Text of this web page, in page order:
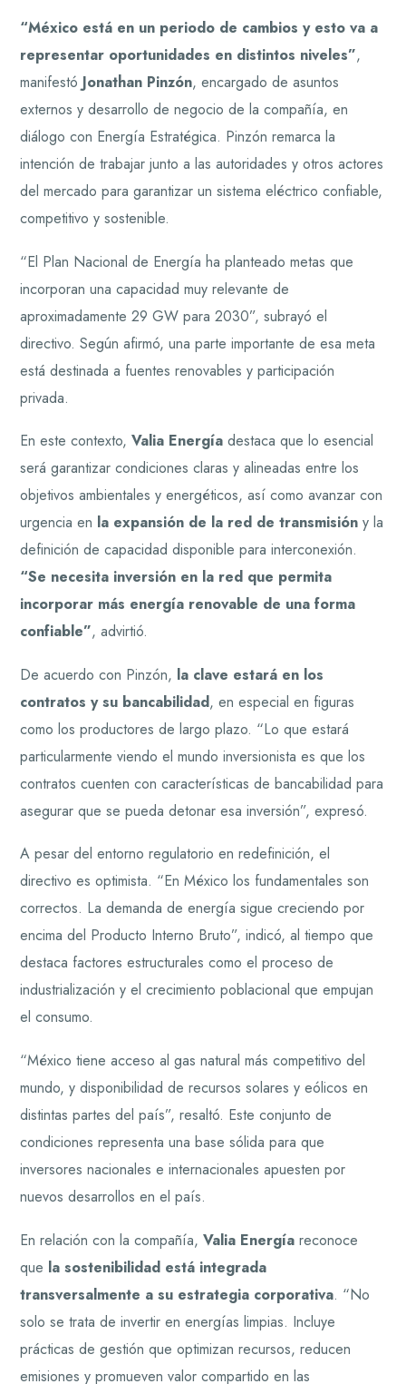
“México está en un periodo de cambios y esto va a
representar oportunidades en distintos niveles”,
manifestó Jonathan Pinzón, encargado de asuntos
externos y desarrollo de negocio de la compañía, en
diálogo con Energía Estratégica. Pinzón remarca la
intención de trabajar junto a las autoridades y otros actores
del mercado para garantizar un sistema eléctrico confiable,
competitivo y sostenible.
“El Plan Nacional de Energía ha planteado metas que
incorporan una capacidad muy relevante de
aproximadamente 29 GW para 2030”, subrayó el
directivo. Según afirmó, una parte importante de esa meta
está destinada a fuentes renovables y participación
privada.
En este contexto,Valia Energía destaca que lo esencial
será garantizar condiciones claras y alineadas entre los
objetivos ambientales y energéticos, así como avanzar con
urgencia en la expansión de la red de transmisión y la
definición de capacidad disponible para interconexión.
“Se necesita inversión en la red que permita
incorporar más energía renovable de una forma
confiable”, advirtió.
De acuerdo con Pinzón, la clave estará en los
contratos y su bancabilidad, en especial en figuras
como los productores de largo plazo. “Lo que estará
particularmente viendo el mundo inversionista es que los
contratos cuenten con características de bancabilidad para
asegurar que se pueda detonar esa inversión”, expresó.
A pesar del entorno regulatorio en redefinición, el
directivo es optimista. “En México los fundamentales son
correctos. La demanda de energía sigue creciendo por
encima del Producto Interno Bruto”, indicó, al tiempo que
destaca factores estructurales como el proceso de
industrialización y el crecimiento poblacional que empujan
el consumo.
“México tiene acceso al gas natural más competitivo del
mundo, y disponibilidad de recursos solares y eólicos en
distintas partes del país”, resaltó. Este conjunto de
condiciones representa una base sólida para que
inversores nacionales e internacionales apuesten por
nuevos desarrollos en el país.
En relación con la compañía,Valia Energía reconoce
que la sostenibilidad está integrada
transversalmente a su estrategia corporativa. “No
solo se trata de invertir en energías limpias. Incluye
prácticas de gestión que optimizan recursos, reducen
emisiones y promueven valor compartido en las